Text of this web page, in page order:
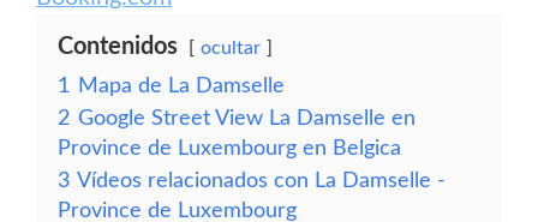
Contenidos ocultar
1
Mapa de La Damselle
2 Google Street View La Damselle en
Province de Luxembourg en Belgica
3 Vídeos relacionados con La Damselle -
Province de Luxembourg